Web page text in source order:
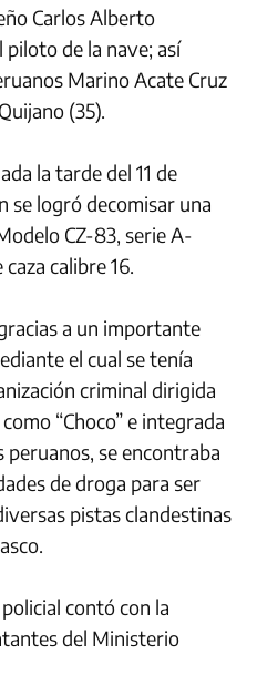
Carlos Alberto
piloto de la nave; así
Marino Acate Cruz
(35).
la tarde del 11 de
se logró decomisar una
CZ-83, serie A-
calibre 16.
a un importante
el cual se tenía
criminal dirigida
“Choco” e integrada
se encontraba
de droga para ser
pistas clandestinas
contó con la
del Ministerio